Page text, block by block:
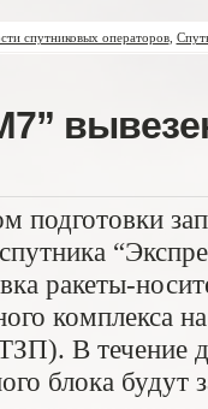
спутниковых операторов,
подготовки
ракеты-
комплекса
В течение
блока